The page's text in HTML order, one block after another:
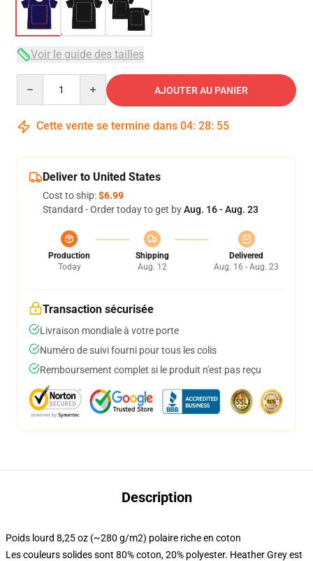
Voir le guide des tailles
AJOUTER AU PANIER
Cette vente se termine dans 04: 28: 54
Deliver to United States
Cost to ship:$6.99
Standard - Order today to get byAug. 16 - Aug. 23
Production
Today
Shipping
Aug. 12
Delivered
Aug. 16 - Aug. 23
Transaction sécurisée
Livraison mondiale à votre porte
Numéro de suivi fourni pour tous les colis
Remboursement complet si le produit n'est pas reçu
Description
Poids lourd 8,25 oz (~280 g/m2) polaire riche en coton
Les couleurs solides sont 80% coton, 20% polyester. Heather Grey est